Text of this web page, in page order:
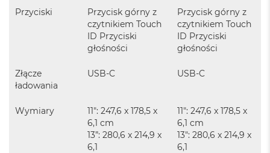
g
B
k
Przyciski
Przycisk górny z
czytnikiem Touch
ID Przyciski
głośności
Przycisk górny z
czytnikiem Touch
ID Przyciski
głośności
Złącze
ładowania
USB-C USB-C
Wymiary
11": 247,6 x 178,5 x
6,1 cm
13”: 280,6 x 214,9 x
6,1
11": 247,6 x 178,5 x
6,1 cm
13": 280,6 x 214,9 x
6,1